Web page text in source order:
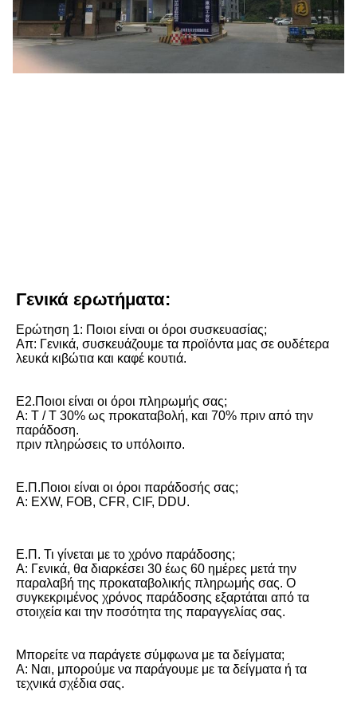
Γενικά ερωτήματα:
Ερώτηση 1: Ποιοι είναι οι όροι συσκευασίας;
Απ: Γενικά, συσκευάζουμε τα προϊόντα μας σε ουδέτερα
λευκά κιβώτια και καφέ κουτιά.
Ε2.Ποιοι είναι οι όροι πληρωμής σας;
Α: T / T 30% ως προκαταβολή, και 70% πριν από την
παράδοση.
πριν πληρώσεις το υπόλοιπο.
Ε.Π.Ποιοι είναι οι όροι παράδοσής σας;
Α: EXW, FOB, CFR, CIF, DDU.
Ε.Π. Τι γίνεται με το χρόνο παράδοσης;
Α: Γενικά, θα διαρκέσει 30 έως 60 ημέρες μετά την
παραλαβή της προκαταβολικής πληρωμής σας. Ο
συγκεκριμένος χρόνος παράδοσης εξαρτάται από τα
στοιχεία και την ποσότητα της παραγγελίας σας.
Μπορείτε να παράγετε σύμφωνα με τα δείγματα;
Α: Ναι, μπορούμε να παράγουμε με τα δείγματα ή τα
τεχνικά σχέδια σας.